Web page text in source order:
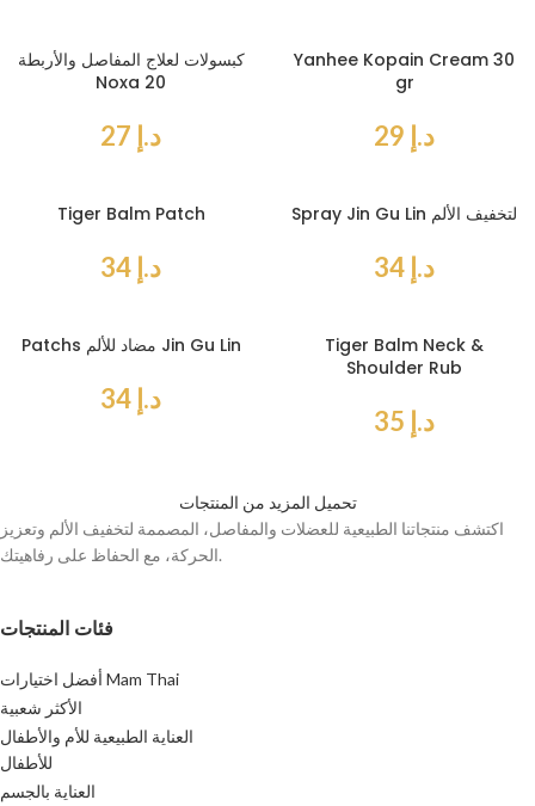
فئات المنتجات
أفضل اختيارات Mam Thai
الأكثر شعبية
العناية الطبيعية للأم والأطفال
للأطفال
العناية بالجسم
كبسولات لعلاج المفاصل والأربطة
Noxa 20
د.إ
Yanhee Kopain Cream 30
gr
د.إ
Tiger Balm Patch
د.إ
Spray Jin Gu Lin لتخفيف الألم
د.إ
Patchs مضاد للألم Jin Gu Lin
د.إ
Tiger Balm Neck &
Shoulder Rub
د.إ
تحميل المزيد من المنتجات
اكتشف منتجاتنا الطبيعية للعضلات والمفاصل، المصممة لتخفيف الألم وتعزيز
الحركة، مع الحفاظ على رفاهيتك.